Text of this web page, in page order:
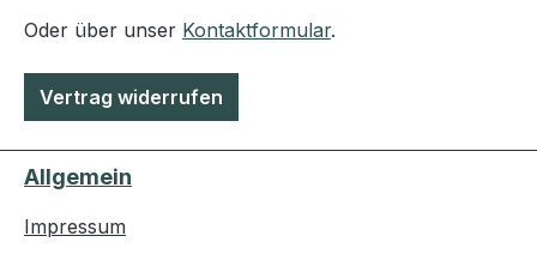
Oder über unser Kontaktformular.
Vertrag widerrufen
Allgemein
Impressum